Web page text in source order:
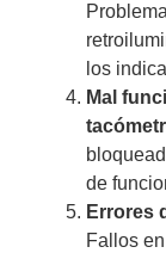
los
Mal
de
Errores
Fallos